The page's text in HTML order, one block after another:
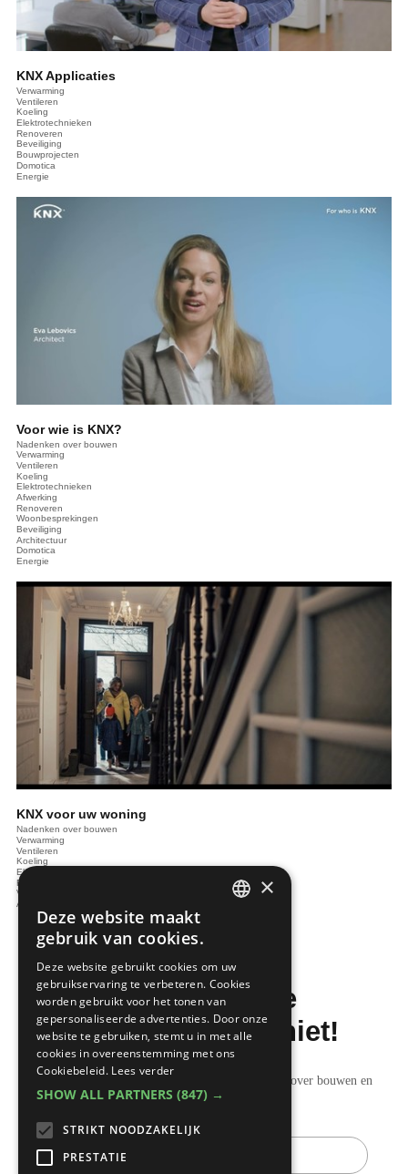
KNX Applicaties
Verwarming
Ventileren
Koeling
Elektrotechnieken
Renoveren
Beveiliging
Bouwprojecten
Domotica
Energie
Voor wie is KNX?
Nadenken over bouwen
Verwarming
Ventileren
Koeling
Elektrotechnieken
Afwerking
Renoveren
Woonbesprekingen
Beveiliging
Architectuur
Domotica
Energie
KNX voor uw woning
Nadenken over bouwen
Verwarming
Ventileren
Koeling
Elektrotechnieken
Renoveren
Verlichting
Audio en video
Mis de laatste
bouwnieuwtjes niet!
Ontvang onze wekelijkse updates vol nuttige tips over bouwen en
verbouwen.
E-
mail
×
Deze website maakt
gebruik van cookies.
Deze website gebruikt cookies om uw
gebruikservaring te verbeteren. Cookies
worden gebruikt voor het tonen van
gepersonaliseerde advertenties. Door onze
website te gebruiken, stemt u in met alle
cookies in overeenstemming met ons
Cookiebeleid. Lees verder
SHOW ALL PARTNERS (847) →
STRIKT NOODZAKELIJK
PRESTATIE